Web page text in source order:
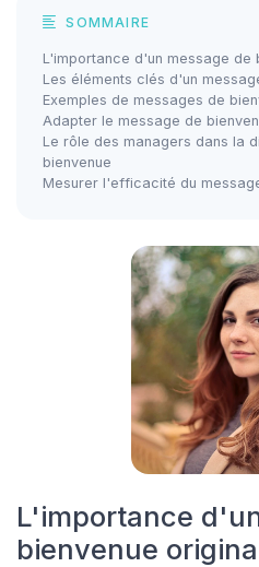
SOMMAIRE
L'importance d'un message de
Les éléments clés d'un
Exemples de messages de
Adapter le message de
Le rôle des managers dans la
bienvenue
Mesurer l'efficacité du
L'importance
bienvenue